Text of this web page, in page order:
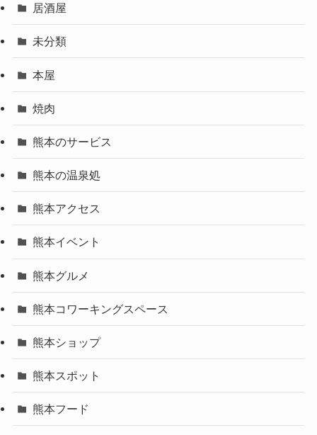
居酒屋
未分類
本屋
焼肉
熊本のサービス
熊本の温泉処
熊本アクセス
熊本イベント
熊本グルメ
熊本コワーキングスペース
熊本ショップ
熊本スポット
熊本フード